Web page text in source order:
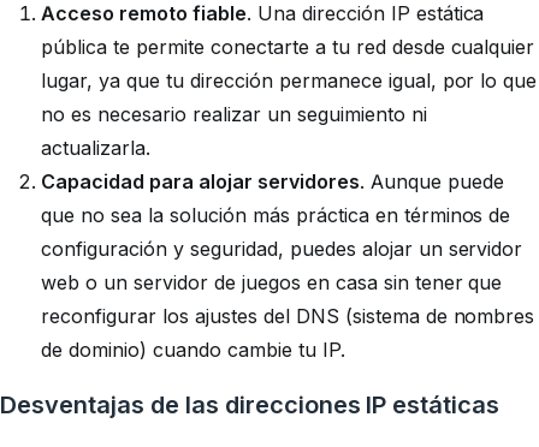
Acceso remoto fiable. Una dirección IP estática
pública te permite conectarte a tu red desde cualquier
lugar, ya que tu dirección permanece igual, por lo que
no es necesario realizar un seguimiento ni
actualizarla.
Capacidad para alojar servidores. Aunque puede
que no sea la solución más práctica en términos de
configuración y seguridad, puedes alojar un servidor
web o un servidor de juegos en casa sin tener que
reconfigurar los ajustes del DNS (sistema de nombres
de dominio) cuando cambie tu IP.
Desventajas de las direcciones IP estáticas